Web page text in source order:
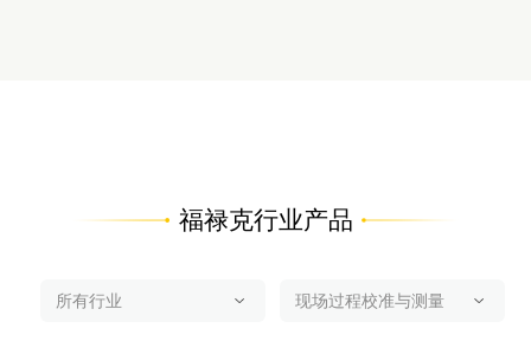
福禄克行业产品